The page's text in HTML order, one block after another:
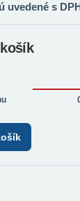
uvedené s